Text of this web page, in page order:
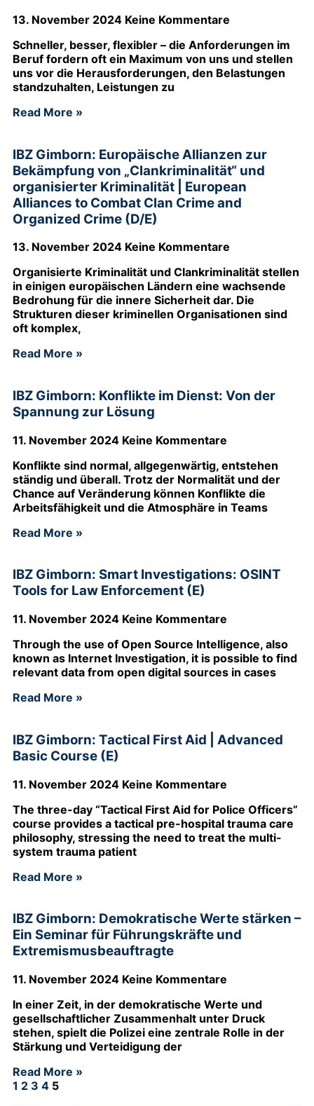
13. November 2024 Keine Kommentare
Schneller, besser, flexibler – die Anforderungen im
Beruf fordern oft ein Maximum von uns und stellen
uns vor die Herausforderungen, den Belastungen
standzuhalten, Leistungen zu
Read More »
IBZ Gimborn: Europäische Allianzen zur
Bekämpfung von „Clankriminalität“ und
organisierter Kriminalität | European
Alliances to Combat Clan Crime and
Organized Crime (D/E)
13. November 2024 Keine Kommentare
Organisierte Kriminalität und Clankriminalität stellen
in einigen europäischen Ländern eine wachsende
Bedrohung für die innere Sicherheit dar. Die
Strukturen dieser kriminellen Organisationen sind
oft komplex,
Read More »
IBZ Gimborn: Konflikte im Dienst: Von der
Spannung zur Lösung
11. November 2024 Keine Kommentare
Konflikte sind normal, allgegenwärtig, entstehen
ständig und überall. Trotz der Normalität und der
Chance auf Veränderung können Konflikte die
Arbeitsfähigkeit und die Atmosphäre in Teams
Read More »
IBZ Gimborn: Smart Investigations: OSINT
Tools for Law Enforcement (E)
11. November 2024 Keine Kommentare
Through the use of Open Source Intelligence, also
known as Internet Investigation, it is possible to find
relevant data from open digital sources in cases
Read More »
IBZ Gimborn: Tactical First Aid | Advanced
Basic Course (E)
11. November 2024 Keine Kommentare
The three-day “Tactical First Aid for Police Officers”
course provides a tactical pre-hospital trauma care
philosophy, stressing the need to treat the multi-
system trauma patient
Read More »
IBZ Gimborn: Demokratische Werte stärken –
Ein Seminar für Führungskräfte und
Extremismusbeauftragte
11. November 2024 Keine Kommentare
In einer Zeit, in der demokratische Werte und
gesellschaftlicher Zusammenhalt unter Druck
stehen, spielt die Polizei eine zentrale Rolle in der
Stärkung und Verteidigung der
Read More »
1 2 3 4 5